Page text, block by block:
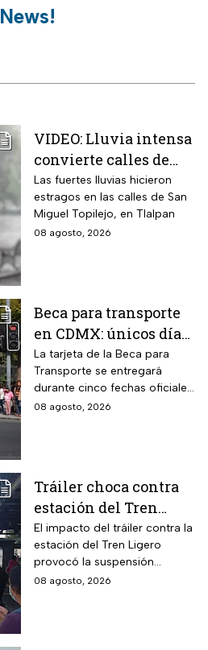
News!
VIDEO: Lluvia intensa
convierte calles de
Tlalpan en ríos
Las fuertes lluvias hicieron
estragos en las calles de San
Miguel Topilejo, en Tlalpan
08 agosto, 2026
Beca para transporte
en CDMX: únicos días
para recoger la tarjeta
si te atrasaste
La tarjeta de la Beca para
Transporte se entregará
durante cinco fechas oficiales
en la CDMX; estos son los
08 agosto, 2026
Tráiler choca contra
estación del Tren
Ligero en CDMX
El impacto del tráiler contra la
estación del Tren Ligero
provocó la suspensión
momentánea del servicio
08 agosto, 2026